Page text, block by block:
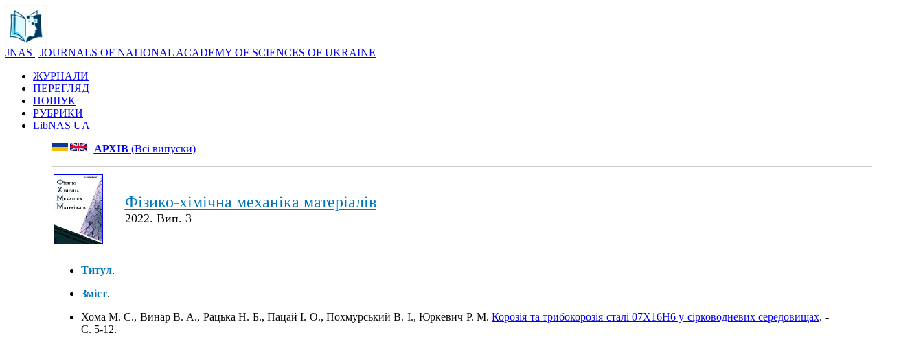
JNAS | JOURNALS OF NATIONAL ACADEMY OF SCIENCES OF UKRAINE
ЖУРНАЛИ
ПЕРЕГЛЯД
ПОШУК
РУБРИКИ
LibNAS UA
АРХІВ(Всі випуски)
Фізико-хімічна механіка матеріалів
2022. Вип. 3
Титул.
Зміст.
Хома М. С., Винар В. А., Рацька Н. Б., Пацай І. О., Похмурський В. І., Юркевич Р. М.Корозія та трибокорозія сталі 07Х16Н6 у сірководневих середовищах. -
C. 5-12.